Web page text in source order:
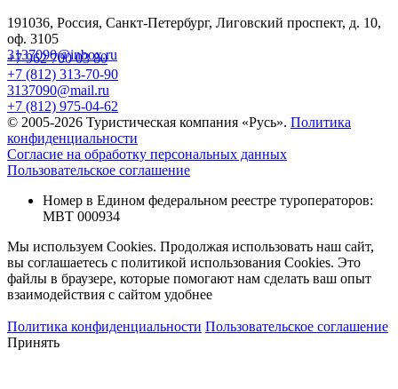
191036, Россия, Санкт-Петербург, Лиговский проспект, д. 10,
оф. 3105
3137090@inbox.ru
+7 962 700 03 80
+7 (812) 313-70-90
3137090@mail.ru
+7 (812) 975-04-62
© 2005-2026 Туристическая компания «Русь». Политика
конфиденциальности
Согласие на обработку персональных данных
Пользовательское соглашение
Номер в Едином федеральном реестре туроператоров:
МВТ 000934
Мы используем Cookies. Продолжая использовать наш сайт,
вы соглашаетесь с политикой использования Cookies. Это
файлы в браузере, которые помогают нам сделать ваш опыт
взаимодействия с сайтом удобнее
Политика конфиденциальности Пользовательское соглашение
Принять